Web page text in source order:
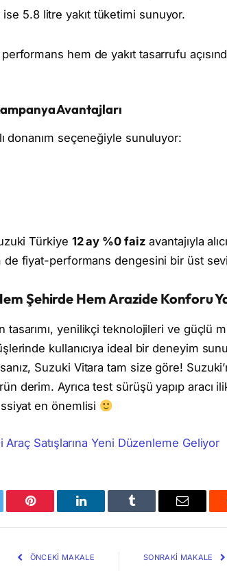
ise 5.8 litre yakıt tüketimi sunuyor.
performans hem de yakıt tasarrufu
Avantajları
donanım seçeneğiyle sunuluyor:
Türkiye 12 ay %0 faiz avantajıyla
fiyat-performans dengesini bir üst
Şehirde Hem Arazide Konforu
tasarımı, yenilikçi teknolojileri ve güçlü
kullanıcıya ideal bir deneyim
Suzuki Vitara tam size göre!
derim. Ayrıca test sürüşü yapıp aracı
en önemlisi
Araç Satışlarına Yeni Düzenleme Geliyor
Pinterest LinkedIn Tumblr Email
ÖNCEKI MAKALE SONRAKI MAKALE